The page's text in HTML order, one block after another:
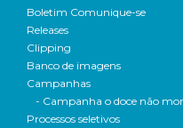
Boletim Comunique-se
Releases
Clipping
Banco de imagens
Campanhas
- Campanha o doce não
Processos seletivos